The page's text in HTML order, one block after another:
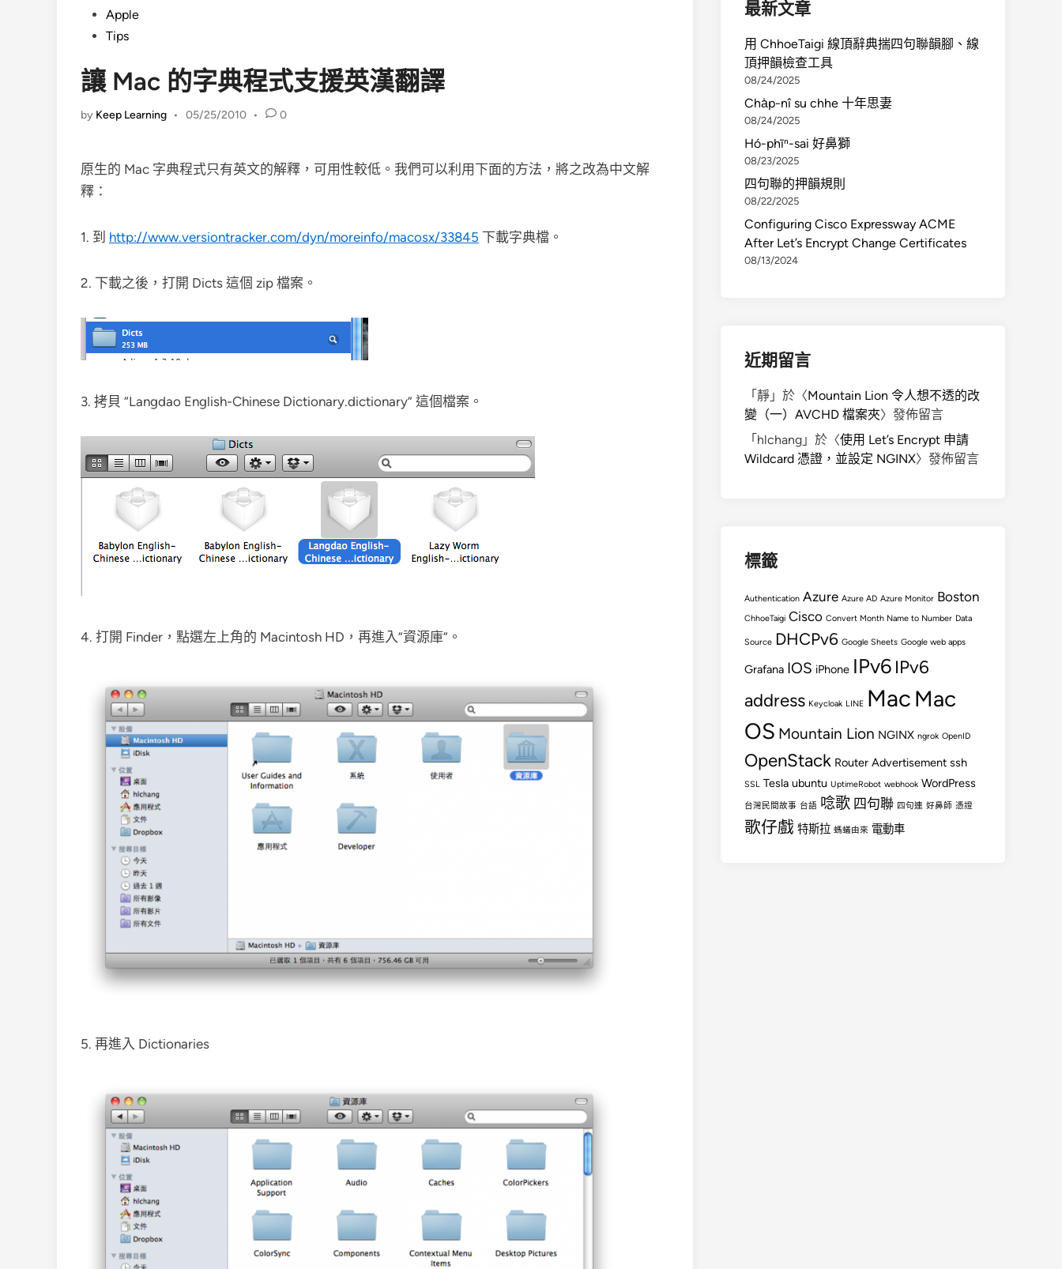
PostedApple
Tips
讓 Mac 的字典程式支援英漢翻譯
by Keep Learning • 05/25/2010 • 0
原生的 Mac 字典程式只有英文的解釋，可用性較低。我們可以利用下面的方法，將之改為中文解
釋：
1. 到 http://www.versiontracker.com/dyn/moreinfo/macosx/33845 下載字典檔。
2. 下載之後，打開 Dicts 這個 zip 檔案。
3. 拷貝 “Langdao English-Chinese Dictionary.dictionary” 這個檔案。
4. 打開 Finder，點選左上角的 Macintosh HD，再進入”資源庫”。
5. 再進入 Dictionaries
最新文章
用 ChhoeTaigi 線頂辭典揣四句聯韻腳、線
頂押韻檢查工具
08/24/2025
Cha̍p-nî su chhe 十年思妻
08/24/2025
Hó-phīⁿ-sai 好鼻獅
08/23/2025
四句聯的押韻規則
08/22/2025
Configuring Cisco Expressway ACME
After Let’s Encrypt Change Certificates
08/13/2024
近期留言
「 靜 」於〈Mountain Lion 令人想不透的改
變（一）AVCHD 檔案夾〉發佈留言
「 hlchang 」於〈使用 Let’s Encrypt 申請
Wildcard 憑證，並設定 NGINX〉發佈留言
標籤
Authentication Azure Azure AD Azure Monitor Boston
ChhoeTaigi Cisco Convert Month Name to Number Data
Source DHCPv6 Google Sheets Google web apps
Grafana IOS iPhone IPv6 IPv6
address Keycloak LINE Mac Mac
OS Mountain Lion NGINX ngrok OpenID
OpenStack Router Advertisement ssh
SSL Tesla ubuntu UptimeRobot webhook WordPress
台灣民間故事 台語 唸歌 四句聯 四句連 好鼻師 憑證
歌仔戲 特斯拉 螞蟻由來 電動車